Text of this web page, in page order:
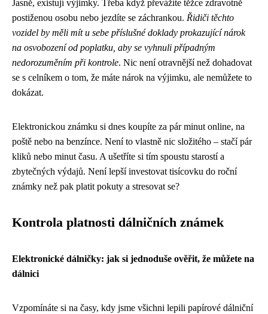
Jasně, existují výjimky. Třeba když převážíte těžce zdravotně
postiženou osobu nebo jezdíte se záchrankou. Řidiči těchto
vozidel by měli mít u sebe příslušné doklady prokazující nárok
na osvobození od poplatku, aby se vyhnuli případným
nedorozuměním při kontrole. Nic není otravnější než dohadovat
se s celníkem o tom, že máte nárok na výjimku, ale nemůžete to
dokázat.
Elektronickou známku si dnes koupíte za pár minut online, na
poště nebo na benzínce. Není to vlastně nic složitého – stačí pár
kliků nebo minut času. A ušetříte si tím spoustu starostí a
zbytečných výdajů. Není lepší investovat tisícovku do roční
známky než pak platit pokuty a stresovat se?
Kontrola platnosti dálničních známek
Elektronické dálničky: jak si jednoduše ověřit, že můžete na
dálnici
Vzpomínáte si na časy, kdy jsme všichni lepili papírové dálniční